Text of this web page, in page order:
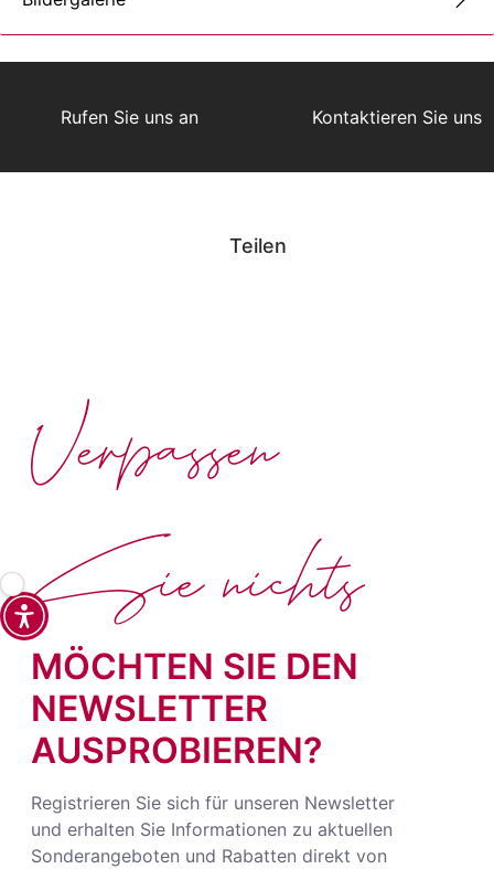
Rufen Sie uns an Kontaktieren Sie uns
Teilen
MÖCHTEN SIE DEN
NEWSLETTER
AUSPROBIEREN?
Registrieren Sie sich für unseren Newsletter
und erhalten Sie Informationen zu aktuellen
Sonderangeboten und Rabatten direkt von
Verpassen
Sie nichts